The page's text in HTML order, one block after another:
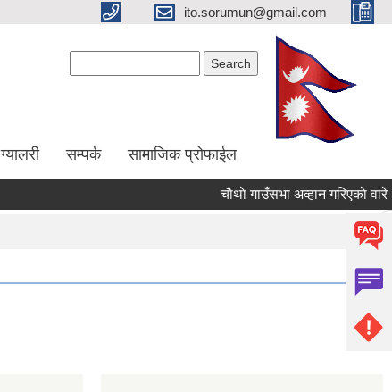
ito.sorumun@gmail.com
ग्यालरी सम्पर्क सामाजिक प्रोफाईल
चाैथाे गाउँसभा अव्हान गरिएकाे वारे ।
«